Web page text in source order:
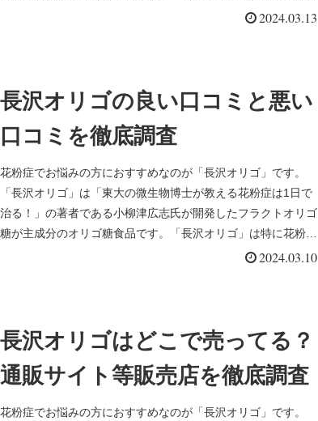
2024.03.13
長沢オリゴの良い口コミと悪い
口コミを徹底調査
花粉症でお悩みの方におすすめなのが「長沢オリゴ」です。
「長沢オリゴ」は「東大の微生物博士が教える花粉症は1日で
治る！」の著者である小柳津広志氏が開発したフラクトオリゴ
糖が主成分のオリゴ糖食品です。「長沢オリゴ」は特に花粉症
2024.03.10
長沢オリゴはどこで売ってる？
通販サイト等販売店を徹底調査
花粉症でお悩みの方におすすめなのが「長沢オリゴ」です。